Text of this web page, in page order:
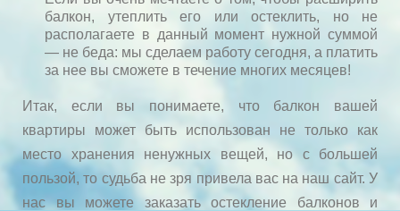
балкон, утеплить его или остеклить, но не
располагаете в данный момент нужной суммой
— не беда: мы сделаем работу сегодня, а платить
за нее вы сможете в течение многих месяцев!
Итак, если вы понимаете, что балкон вашей
квартиры может быть использован не только как
место хранения ненужных вещей, но с большей
пользой, то судьба не зря привела вас на наш сайт. У
нас вы можете заказать остекление балконов и